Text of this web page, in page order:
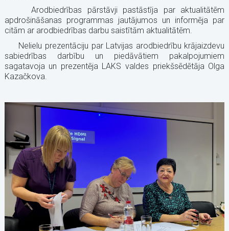
Arodbiedrības pārstāvji pastāstīja par aktualitātēm
apdrošināšanas programmas jautājumos un informēja par
citām ar arodbiedrības darbu saistītām aktualitātēm.
Nelielu prezentāciju par Latvijas arodbiedrību krājaizdevu
sabiedrības darbību un piedāvātiem pakalpojumiem
sagatavoja un prezentēja LAKS valdes priekšsēdētāja Olga
Kazačkova.